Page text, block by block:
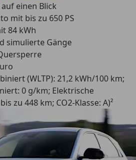
einen Blick
mit bis zu 650 PS
84 kWh
simulierte Gänge
(WLTP): 21,2 kWh/100 km;
0 g/km; Elektrische
zu 448 km; CO2-Klasse: A)²